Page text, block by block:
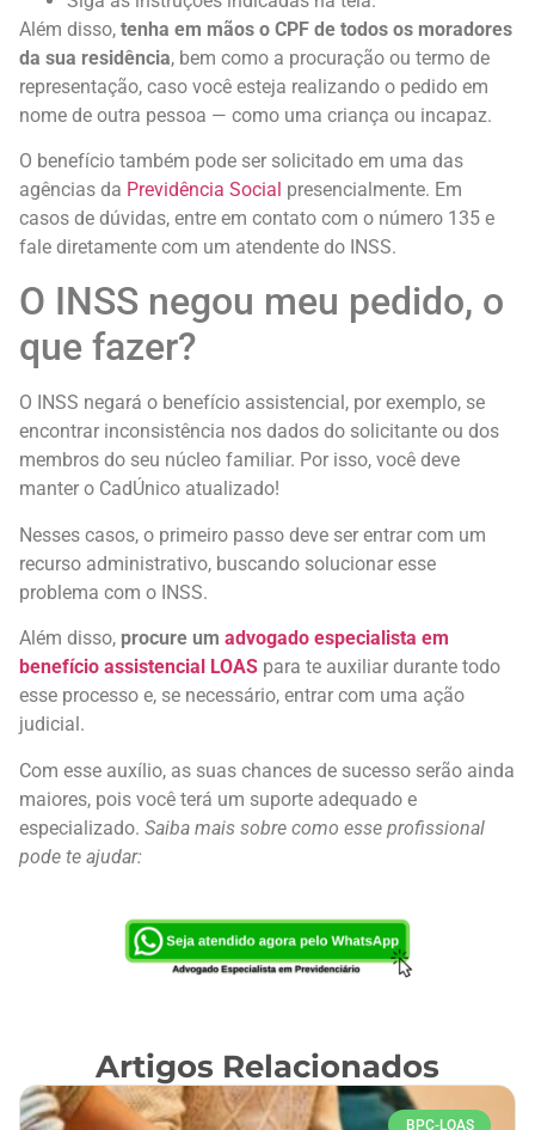
Além disso, tenha em mãos o CPF de todos os moradores
da sua residência, bem como a procuração ou termo de
representação, caso você esteja realizando o pedido em
nome de outra pessoa — como uma criança ou incapaz.
O benefício também pode ser solicitado em uma das
agências da Previdência Social presencialmente. Em
casos de dúvidas, entre em contato com o número 135 e
fale diretamente com um atendente do INSS.
O INSS negou meu pedido, o
que fazer?
O INSS negará o benefício assistencial, por exemplo, se
encontrar inconsistência nos dados do solicitante ou dos
membros do seu núcleo familiar. Por isso, você deve
manter o CadÚnico atualizado!
Nesses casos, o primeiro passo deve ser entrar com um
recurso administrativo, buscando solucionar esse
problema com o INSS.
Além disso, procure um advogado especialista em
benefício assistencial LOAS para te auxiliar durante todo
esse processo e, se necessário, entrar com uma ação
judicial.
Com esse auxílio, as suas chances de sucesso serão ainda
maiores, pois você terá um suporte adequado e
especializado. Saiba mais sobre como esse profissional
pode te ajudar:
Artigos Relacionados
BPC-LOAS